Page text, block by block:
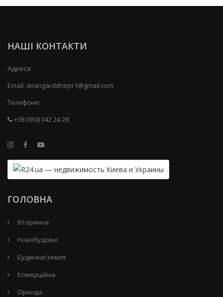
НАШІ КОНТАКТИ
Адреса:
Email: avangarddnepr1@gmail.com
Телефони:
+38 (050) 042 24 28
ГОЛОВНА
Вторинна
Новобудови
Будинки/земля
Комерційна
Оренда